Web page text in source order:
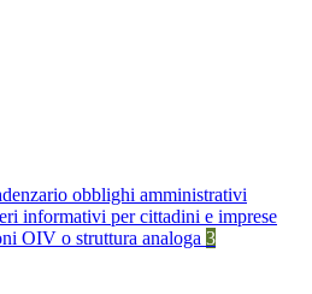
obblighi amministrativi
informativi per cittadini e imprese
OIV o struttura analoga 3